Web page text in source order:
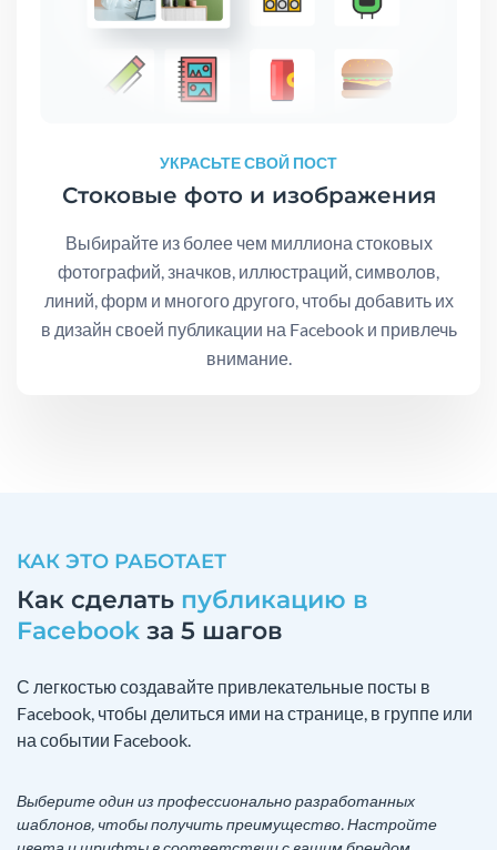
УКРАСЬТЕ СВОЙ ПОСТ
Стоковые фото и изображения
Выбирайте из более чем миллиона стоковых
фотографий, значков, иллюстраций, символов,
линий, форм и многого другого, чтобы добавить их
в дизайн своей публикации на Facebook и привлечь
внимание.
КАК ЭТО РАБОТАЕТ
Как сделать публикацию в
Facebook за 5 шагов
С легкостью создавайте привлекательные посты в
Facebook, чтобы делиться ими на странице, в группе или
на событии Facebook.
Выберите один из профессионально разработанных
шаблонов, чтобы получить преимущество. Настройте